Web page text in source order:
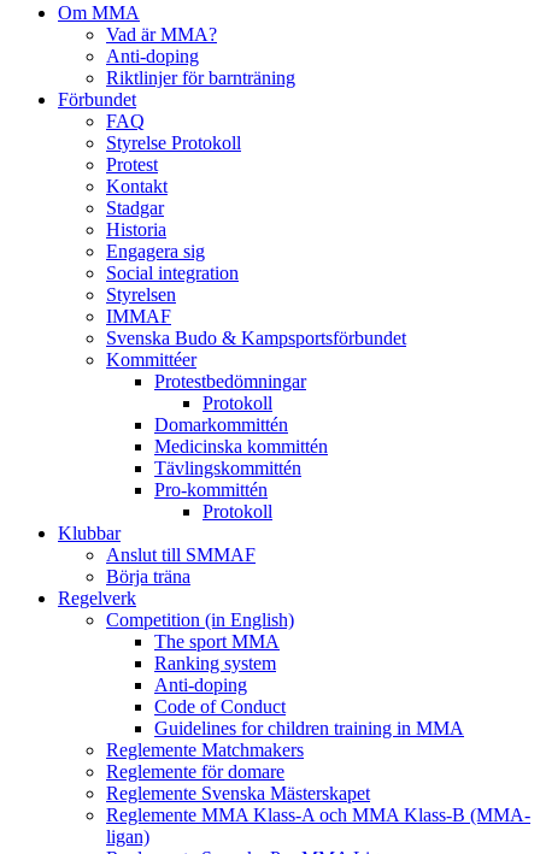
Om MMA
Vad är MMA?
Anti-doping
Riktlinjer för barnträning
Förbundet
FAQ
Styrelse Protokoll
Protest
Kontakt
Stadgar
Historia
Engagera sig
Social integration
Styrelsen
IMMAF
Svenska Budo & Kampsportsförbundet
Kommittéer
Protestbedömningar
Protokoll
Domarkommittén
Medicinska kommittén
Tävlingskommittén
Pro-kommittén
Protokoll
Klubbar
Anslut till SMMAF
Börja träna
Regelverk
Competition (in English)
The sport MMA
Ranking system
Anti-doping
Code of Conduct
Guidelines for children training in MMA
Reglemente Matchmakers
Reglemente för domare
Reglemente Svenska Mästerskapet
Reglemente MMA Klass-A och MMA Klass-B (MMA-
ligan)